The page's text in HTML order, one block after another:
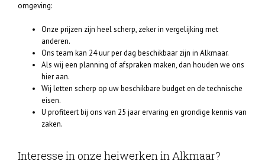
omgeving:
Onze prijzen zijn heel scherp, zeker in vergelijking met
anderen.
Ons team kan 24 uur per dag beschikbaar zijn in Alkmaar.
Als wij een planning of afspraken maken, dan houden we ons
hier aan.
Wij letten scherp op uw beschikbare budget en de technische
eisen.
U profiteert bij ons van 25 jaar ervaring en grondige kennis van
zaken.
Interesse in onze heiwerken in Alkmaar?